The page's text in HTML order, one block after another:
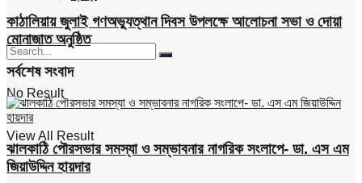
No Result
View All Result
কাঠালিয়ায় জুলাই গণঅভ্যুত্থান দিবস উপলক্ষে আলোচনা সভা ও দোয়া
মোনাজাত অনুষ্ঠিত
সর্বশেষ সংবাদ
ঝালকাঠি পৌরসভার সমস্যা ও সম্ভাবনার নাগরিক সংলাপে- ডা. এস এম
জিয়াউদ্দিন হায়দার